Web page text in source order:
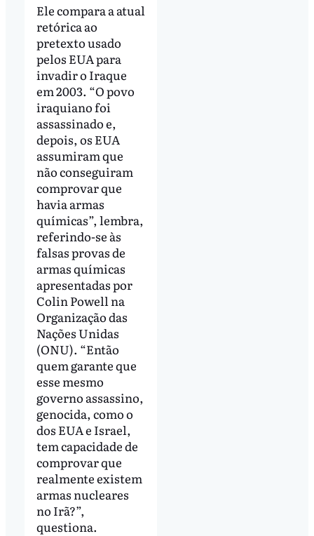
Ele compara a atual
retórica ao
pretexto usado
pelos EUA para
invadir o Iraque
em 2003. “O povo
iraquiano foi
assassinado e,
depois, os EUA
assumiram que
não conseguiram
comprovar que
havia armas
químicas”, lembra,
referindo-se às
falsas provas de
armas químicas
apresentadas por
Colin Powell na
Organização das
Nações Unidas
(ONU). “Então
quem garante que
esse mesmo
governo assassino,
genocida, como o
dos EUA e Israel,
tem capacidade de
comprovar que
realmente existem
armas nucleares
no Irã?”,
questiona.